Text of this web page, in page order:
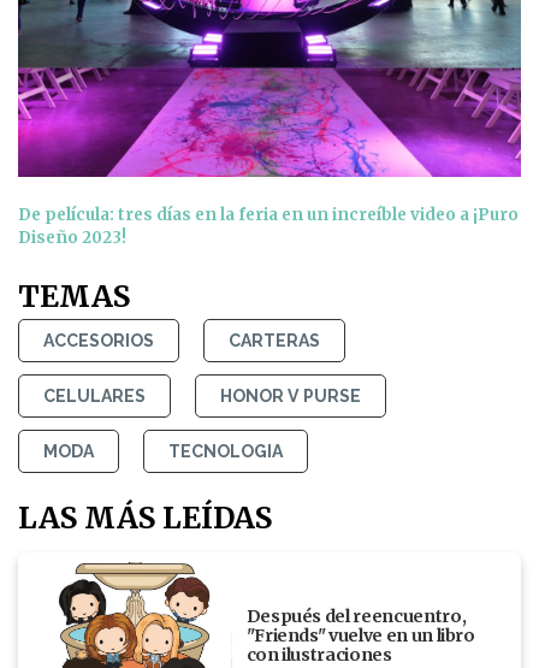
De película: tres días en la feria en un increíble video a ¡Puro
Diseño 2023!
TEMAS
ACCESORIOS CARTERAS
CELULARES HONOR V PURSE
MODA TECNOLOGIA
LAS MÁS LEÍDAS
Después del reencuentro,
"Friends" vuelve en un libro
con ilustraciones